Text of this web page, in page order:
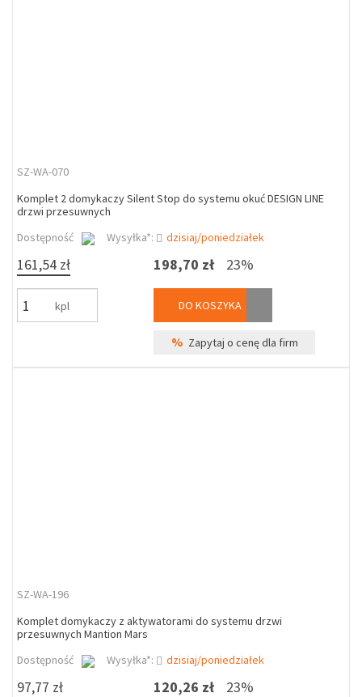
SZ-WA-070
Komplet 2 domykaczy Silent Stop do systemu okuć DESIGN LINE
drzwi przesuwnych
Dostępność
Wysyłka*: dzisiaj/poniedziałek
161,54 zł
kpl
198,70 zł 23%
DO KOSZYKA
% Zapytaj o cenę dla firm
SZ-WA-196
Komplet domykaczy z aktywatorami do systemu drzwi
przesuwnych Mantion Mars
Dostępność
Wysyłka*: dzisiaj/poniedziałek
97,77 zł 120,26 zł 23%